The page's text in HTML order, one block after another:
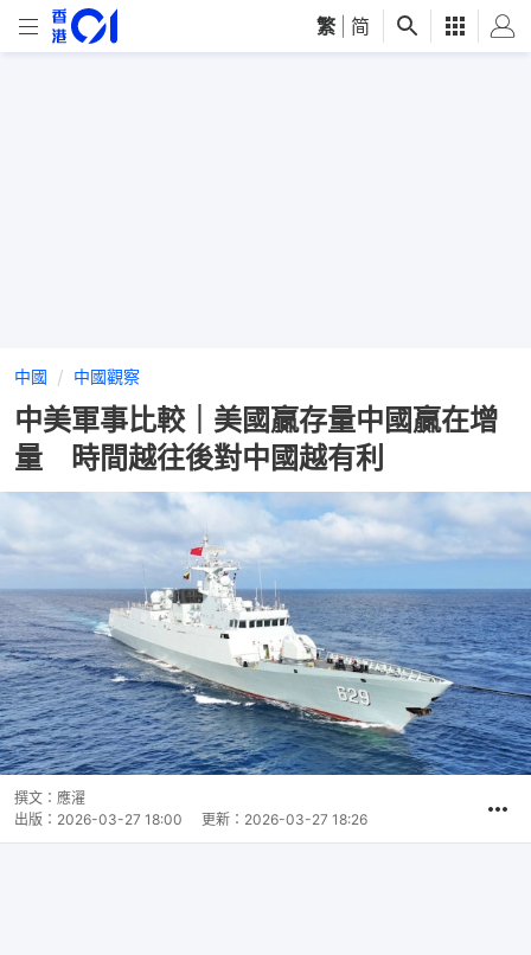
繁 简
中國 中國觀察
中美軍事比較｜美國贏存量中國贏在增
量 時間越往後對中國越有利
撰文： 應濯
出版： 2026-03-27 18:00 更新： 2026-03-27 18:26